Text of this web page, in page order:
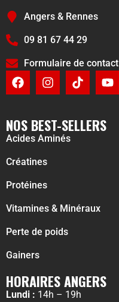
Angers & Rennes
09 81 67 44 29
Formulaire de contact
NOS BEST-SELLERS
Acides Aminés
Créatines
Protéines
Vitamines & Minéraux
Perte de poids
Gainers
HORAIRES ANGERS
Lundi : 14h – 19h